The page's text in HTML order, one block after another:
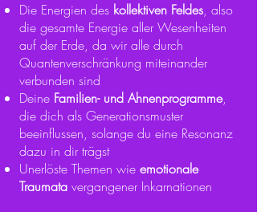
Die Energien des kollektiven Feldes, also
die gesamte Energie aller Wesenheiten
auf der Erde, da wir alle durch
Quantenverschränkung miteinander
verbunden sind
Deine Familien- und Ahnenprogramme,
die dich als Generationsmuster
beeinflussen, solange du eine Resonanz
dazu in dir trägst
Unerlöste Themen wie emotionale
Traumata vergangener Inkarnationen